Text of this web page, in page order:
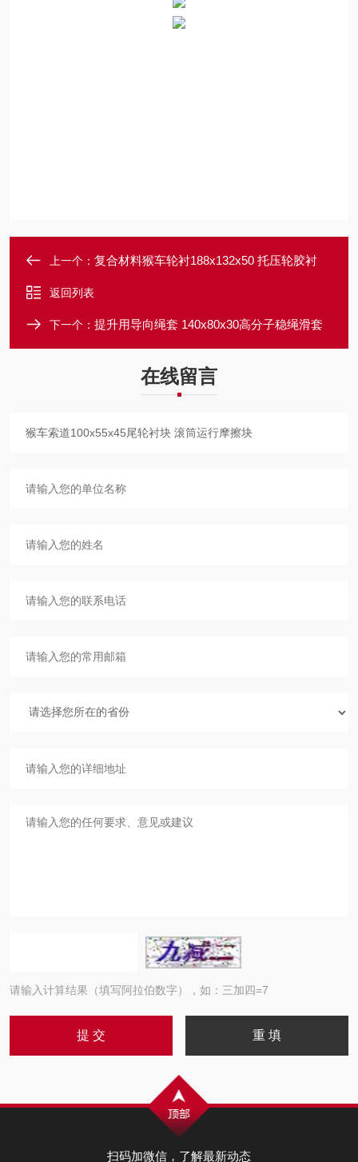
上一个： 复合材料猴车轮衬188x132x50 托压轮胶衬
返回列表
下一个： 提升用导向绳套 140x80x30高分子稳绳滑套
在线留言
请输入计算结果（填写阿拉伯数字），如：三加四=7
扫码加微信，了解最新动态